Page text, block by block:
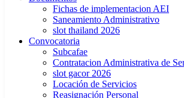
Fichas de implementacion AEI
Saneamiento Administrativo
slot thailand 2026
Convocatoria
Subcafae
Contratacion Administrativa de
slot gacor 2026
Locación de Servicios
Reasignación Personal